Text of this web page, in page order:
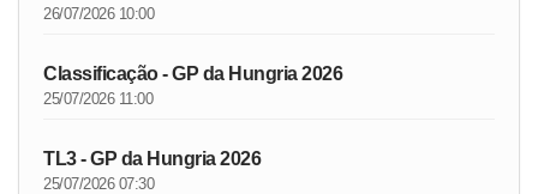
26/07/2026 10:00
Classificação - GP da Hungria 2026
25/07/2026 11:00
TL3 - GP da Hungria 2026
25/07/2026 07:30